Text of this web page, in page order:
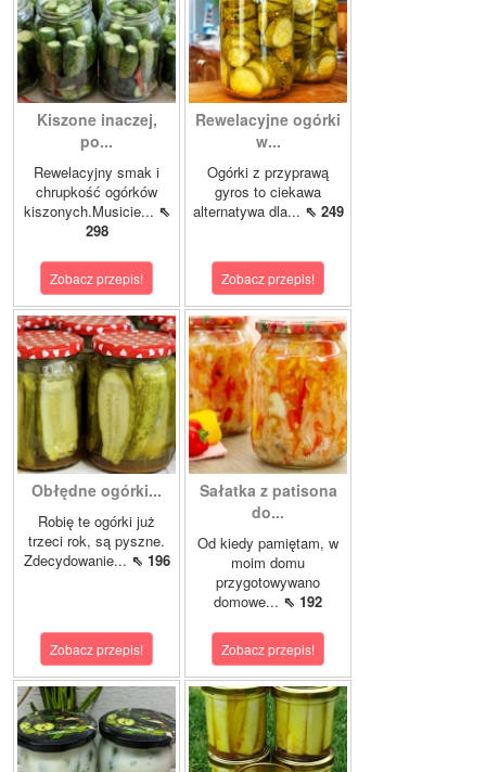
Kiszone inaczej,
po...
Rewelacyjny smak i
chrupkość ogórków
kiszonych.Musicie... ⇖
298
Zobacz przepis!
Rewelacyjne ogórki
w...
Ogórki z przyprawą
gyros to ciekawa
alternatywa dla... ⇖ 249
Zobacz przepis!
Obłędne ogórki...
Robię te ogórki już
trzeci rok, są pyszne.
Zdecydowanie... ⇖ 196
Zobacz przepis!
Sałatka z patisona
do...
Od kiedy pamiętam, w
moim domu
przygotowywano
domowe... ⇖ 192
Zobacz przepis!